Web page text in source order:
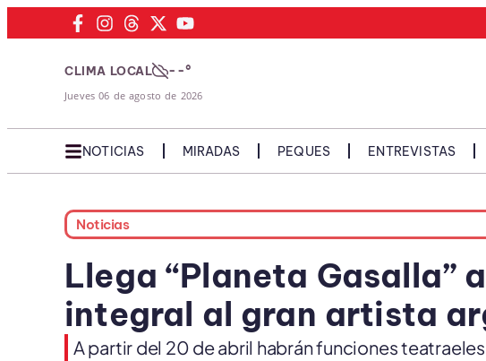
CLIMA LOCAL --°
Jueves 06 de agosto de 2026
NOTICIAS MIRADAS PEQUES ENTREVISTAS
Noticias
Llega “Planeta Gasalla”
integral al gran artista
A partir del 20 de abril habrán funciones